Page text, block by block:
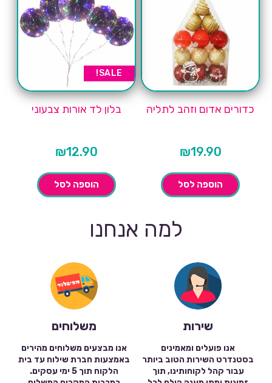
כדורים אדום וזהב לתליה
₪19.90
הוספה לסל
SALE!
בלון לד אורות צבעוני
₪12.90
הוספה לסל
למה אנחנו
שירות
אנו פועלים ומאמינים
בסטנדרט השירות הטוב ביותר
עבור קהל לקוחותינו, תוך
משלוחים
אנו מבצעים משלוחים מהירים
באמצעות חברת שילוח עד בית
הלקוח תוך 5 ימי עסקים.